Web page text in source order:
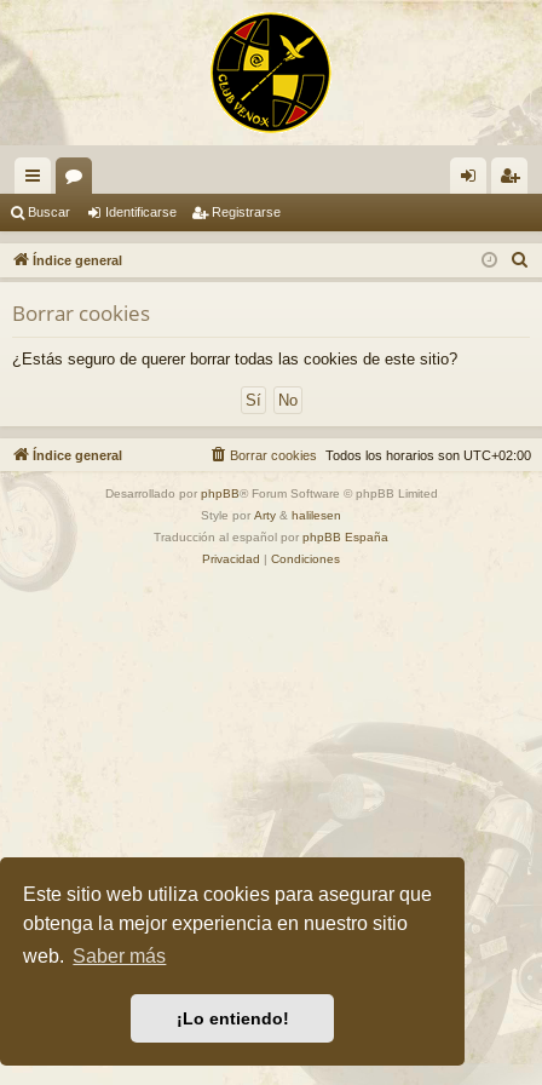
Este sitio web utiliza cookies para asegurar que
obtenga la mejor experiencia en nuestro sitio
web. Saber más
¡Lo entiendo!
nl
ac
es
rá
pi
s
or
os nti
fic
ist
ra
Buscar Identificarse Registrarse
Índice general
u
Borrar cookies
¿Estás seguro de querer borrar todas las cookies de este sitio?
Índice general Todos los horarios son UTC+02:00
Borrar cookies
Desarrollado por phpBB® Forum Software © phpBB Limited
Style por Arty & halilesen
Traducción al español por phpBB España
Privacidad | Condiciones